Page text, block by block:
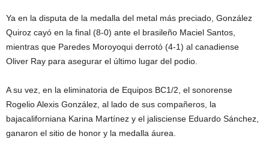
Ya en la disputa de la medalla del metal más preciado, González
Quiroz cayó en la final (8-0) ante el brasileño Maciel Santos,
mientras que Paredes Moroyoqui derrotó (4-1) al canadiense
Oliver Ray para asegurar el último lugar del podio.
A su vez, en la eliminatoria de Equipos BC1/2, el sonorense
Rogelio Alexis González, al lado de sus compañeros, la
bajacaliforniana Karina Martínez y el jalisciense Eduardo Sánchez,
ganaron el sitio de honor y la medalla áurea.